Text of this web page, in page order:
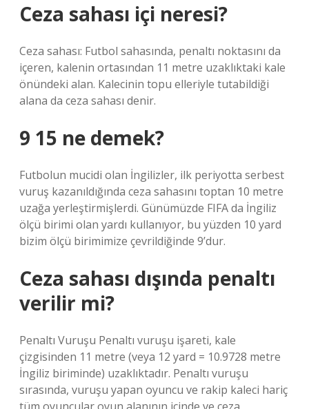
Ceza sahası içi neresi?
Ceza sahası: Futbol sahasında, penaltı noktasını da
içeren, kalenin ortasından 11 metre uzaklıktaki kale
önündeki alan. Kalecinin topu elleriyle tutabildiği
alana da ceza sahası denir.
9 15 ne demek?
Futbolun mucidi olan İngilizler, ilk periyotta serbest
vuruş kazanıldığında ceza sahasını toptan 10 metre
uzağa yerleştirmişlerdi. Günümüzde FIFA da İngiliz
ölçü birimi olan yardı kullanıyor, bu yüzden 10 yard
bizim ölçü birimimize çevrildiğinde 9’dur.
Ceza sahası dışında penaltı
verilir mi?
Penaltı Vuruşu Penaltı vuruşu işareti, kale
çizgisinden 11 metre (veya 12 yard = 10.9728 metre
İngiliz biriminde) uzaklıktadır. Penaltı vuruşu
sırasında, vuruşu yapan oyuncu ve rakip kaleci hariç